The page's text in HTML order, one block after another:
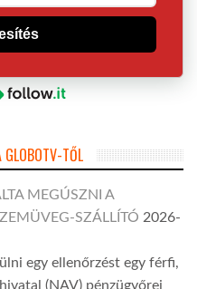
GLOBOTV-TŐL
MEGÚSZNI A
SZÁLLÍTÓ 2026-
egy ellenőrzést egy férfi,
(NAV) pénzügyőrei